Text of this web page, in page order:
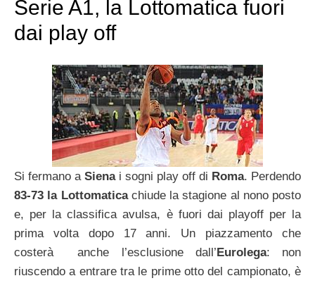
Serie A1, la Lottomatica fuori
dai play off
Si fermano a Siena i sogni play off di Roma. Perdendo
83-73 la Lottomaticachiude la stagione al nono posto
e, per la classifica avulsa, è fuori dai playoff per la
prima volta dopo 17 anni. Un piazzamento che
costerà anche l’esclusione dall’ Eurolega: non
riuscendo a entrare tra le prime otto del campionato, è